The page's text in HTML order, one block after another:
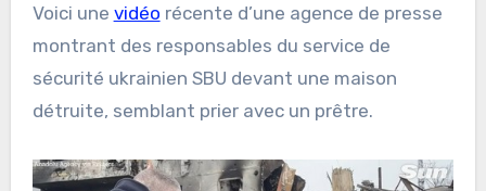
Voici une vidéo récente d’une agence de presse
montrant des responsables du service de
sécurité ukrainien SBU devant une maison
détruite, semblant prier avec un prêtre.